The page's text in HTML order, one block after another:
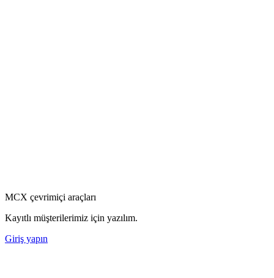
MCX çevrimiçi araçları
Kayıtlı müşterilerimiz için yazılım.
Giriş yapın